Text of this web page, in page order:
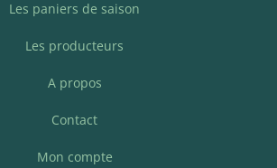
Les paniers de saison
Les producteurs
A propos
Contact
Mon compte